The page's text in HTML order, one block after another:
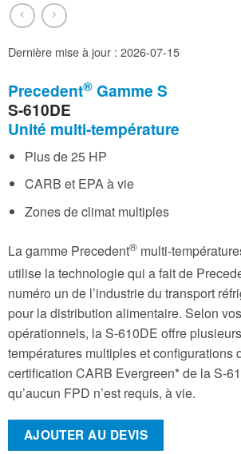
Dernière mise à jour : 2026-07-15
Precedent® Gamme S
S-610DE
Unité multi-température
Plus de 25 HP
CARB et EPA à vie
Zones de climat multiples
La gamme Precedent® multi-
utilise la technologie qui a fait de
numéro un de l’industrie du transport
pour la distribution alimentaire. Selon
opérationnels, la S-610DE offre
températures multiples et configurations
certification CARB Evergreen* de la S-
qu’aucun FPD n’est requis, à vie.
AJOUTER AU DEVIS